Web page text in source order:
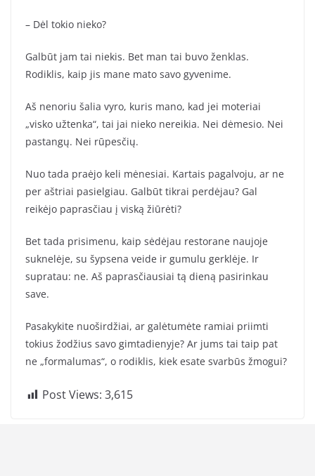
– Dėl tokio nieko?
Galbūt jam tai niekis. Bet man tai buvo ženklas.
Rodiklis, kaip jis mane mato savo gyvenime.
Aš nenoriu šalia vyro, kuris mano, kad jei moteriai
„visko užtenka“, tai jai nieko nereikia. Nei dėmesio. Nei
pastangų. Nei rūpesčių.
Nuo tada praėjo keli mėnesiai. Kartais pagalvoju, ar ne
per aštriai pasielgiau. Galbūt tikrai perdėjau? Gal
reikėjo paprasčiau į viską žiūrėti?
Bet tada prisimenu, kaip sėdėjau restorane naujoje
suknelėje, su šypsena veide ir gumulu gerklėje. Ir
supratau: ne. Aš paprasčiausiai tą dieną pasirinkau
save.
Pasakykite nuoširdžiai, ar galėtumėte ramiai priimti
tokius žodžius savo gimtadienyje? Ar jums tai taip pat
ne „formalumas“, o rodiklis, kiek esate svarbūs žmogui?
Post Views: 3,615